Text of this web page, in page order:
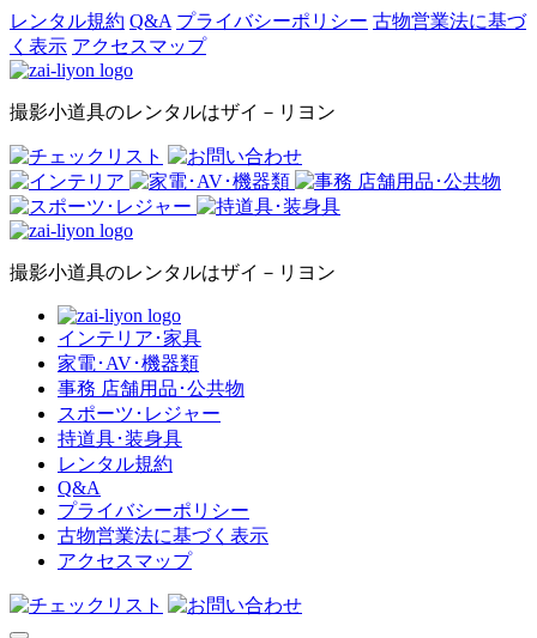
レンタル規約 Q&A プライバシーポリシー 古物営業法に基づ
く表示 アクセスマップ
撮影小道具のレンタルはザイ－リヨン
撮影小道具のレンタルはザイ－リヨン
インテリア･家具
家電･AV･機器類
事務 店舗用品･公共物
スポーツ･レジャー
持道具･装身具
レンタル規約
Q&A
プライバシーポリシー
古物営業法に基づく表示
アクセスマップ